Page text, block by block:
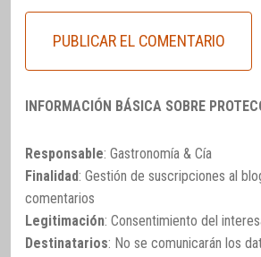
INFORMACIÓN BÁSICA SOBRE
Responsable: Gastronomía & Cía
Finalidad: Gestión de suscripciones al
comentarios
Legitimación: Consentimiento del
Destinatarios: No se comunicarán los